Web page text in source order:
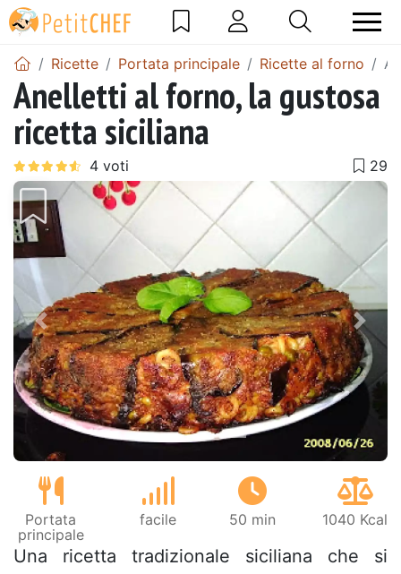
Ricette Portata principale Ricette al forno
Anelletti al forno, la gustosa
ricetta siciliana
Precedente
Portata
principale
facile 50 min 1040 Kcal
Una ricetta tradizionale siciliana che si